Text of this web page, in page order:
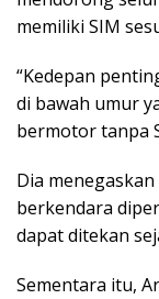
memiliki SIM
“Kedepan
di bawah umur
bermotor tanpa
Dia
berkendara
dapat ditekan
Sementara itu,